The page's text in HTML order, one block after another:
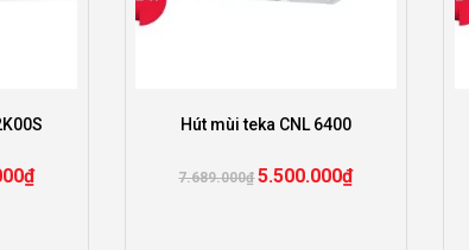
₫
Hút mùi teka CNL 6400
7.689.000₫ 5.500.000₫